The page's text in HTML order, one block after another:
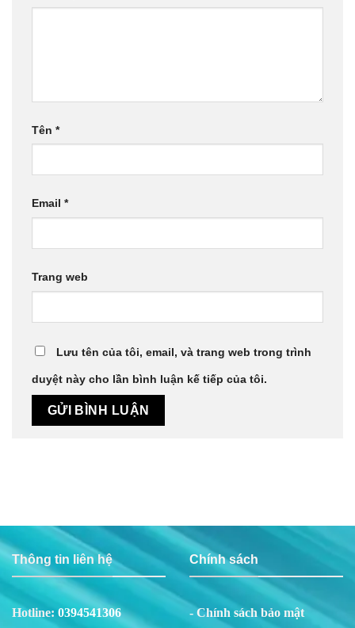
Tên *
Email *
Trang web
Lưu tên của tôi, email, và trang web trong trình
duyệt này cho lần bình luận kế tiếp của tôi.
Thông tin liên hệ
Hotline: 0394541306
Chính sách
- Chính sách bảo mật